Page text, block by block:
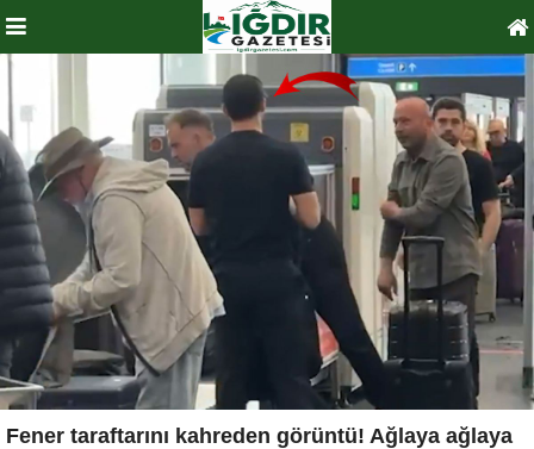
Fener taraftarını kahreden görüntü! Ağlaya ağlaya